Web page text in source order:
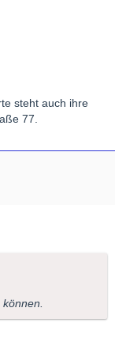
steht auch ihre
77.